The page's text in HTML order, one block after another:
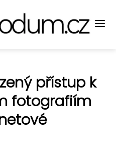
přístup k
fotografiím